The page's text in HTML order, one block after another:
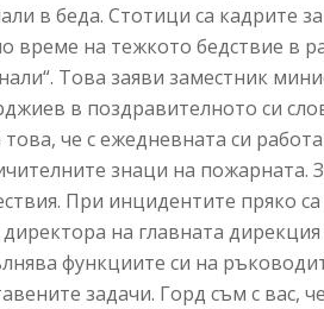
в беда. Стотици са кадрите
време на тежкото бедствие в
Това заяви заместник
в поздравителното си
че с ежедневната си
знаци на
При инцидентите пряко
на главната
функциите си на
задачи. Горд съм с вас,